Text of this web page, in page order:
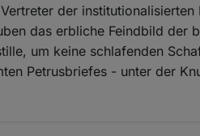
der institutionalisierten
das erbliche Feindbild der
um keine schlafenden
Petrusbriefes - unter der